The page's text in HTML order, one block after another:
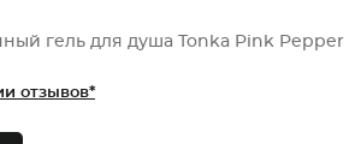
гель для душа Tonka Pink Pepper
отзывов*